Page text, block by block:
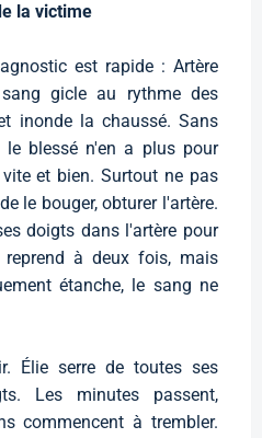
la victime
est rapide : Artère
gicle au rythme des
inonde la chaussé. Sans
le blessé n'en a plus pour
et bien. Surtout ne pas
le bouger, obturer l'artère.
doigts dans l'artère pour
à deux fois, mais
étanche, le sang ne
Élie serre de toutes ses
Les minutes passent,
commencent à trembler.